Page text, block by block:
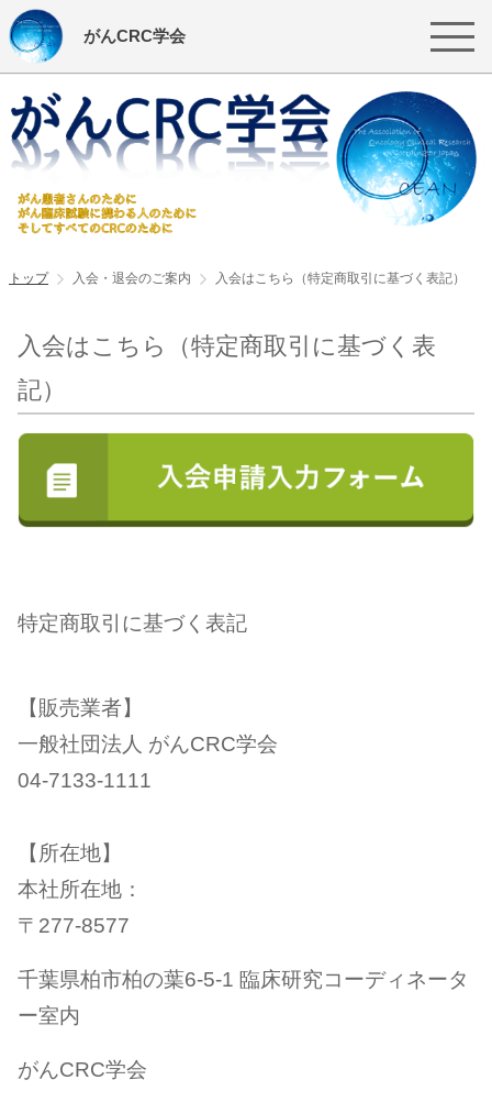
がんCRC学会
トップ 入会・退会のご案内 入会はこちら（特定商取引に基づく表記）
入会はこちら（特定商取引に基づく表
記）
特定商取引に基づく表記
【販売業者】
一般社団法人 がんCRC学会
04-7133-1111
【所在地】
本社所在地：
〒277-8577
千葉県柏市柏の葉6-5-1 臨床研究コーディネータ
ー室内
がんCRC学会